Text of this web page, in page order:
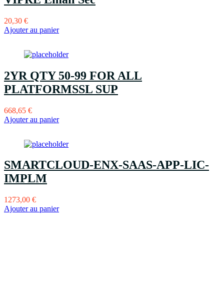
20,30 €
Ajouter au panier
2YR QTY 50-99 FOR ALL
PLATFORMSSL SUP
668,65 €
Ajouter au panier
SMARTCLOUD-ENX-SAAS-APP-LIC-
IMPLM
1273,00 €
Ajouter au panier